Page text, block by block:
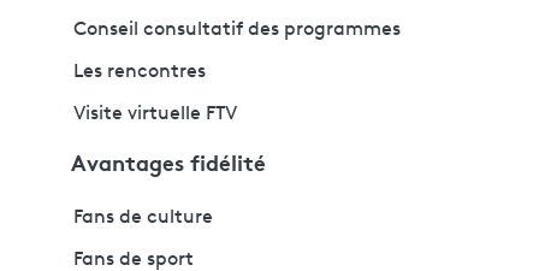
Conseil consultatif des programmes
Les rencontres
Visite virtuelle FTV
Avantages fidélité
Fans de culture
Fans de sport